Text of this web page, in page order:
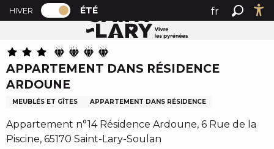
A
l
e
r
a
u
o
n
PAGE D’ACCUEIL ACTUELLE ÉTÉ : PASSER EN MODE
HIVER PAGE D’ACCUEIL ACTUELLE ÉTÉ :
ÉTÉ
fr
Accueil été APPARTEMENT DANS RÉSIDENCE ARDOUNE
APPARTEMENT DANS RÉSIDENCE
ARDOUNE
MEUBLÉS ET GÎTES APPARTEMENT DANS RÉSIDENCE
Appartement n°14 Résidence Ardoune, 6 Rue de la
Piscine, 65170 Saint-Lary-Soulan